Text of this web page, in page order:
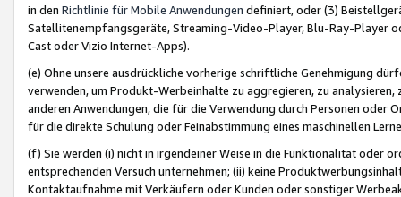
in den Richtlinie für Mobile Anwendungen definiert, oder (3)
Satellitenempfangsgeräte, Streaming-Video-Player, Blu-Ray-Player
Cast oder Vizio Internet-Apps).
(e) Ohne unsere ausdrückliche vorherige schriftliche Genehmigung
verwenden, um Produkt-Werbeinhalte zu aggregieren, zu
anderen Anwendungen, die für die Verwendung durch Personen
für die direkte Schulung oder Feinabstimmung eines maschinellen
(f) Sie werden (i) nicht in irgendeiner Weise in die Funktionalität oder
entsprechenden Versuch unternehmen; (ii) keine
Kontaktaufnahme mit Verkäufern oder Kunden oder sonstiger